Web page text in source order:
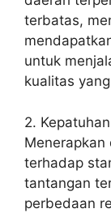
terbatas,
untuk
kualitas
2.
terhadap
tantangan
perbedaan